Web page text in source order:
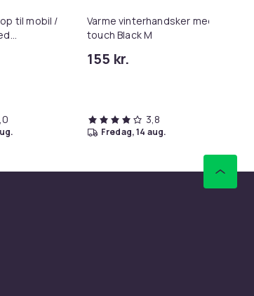
til mobil /
Varme vinterhandsker med
touch Black M
155 kr.
3,8
fredag, 14 aug.